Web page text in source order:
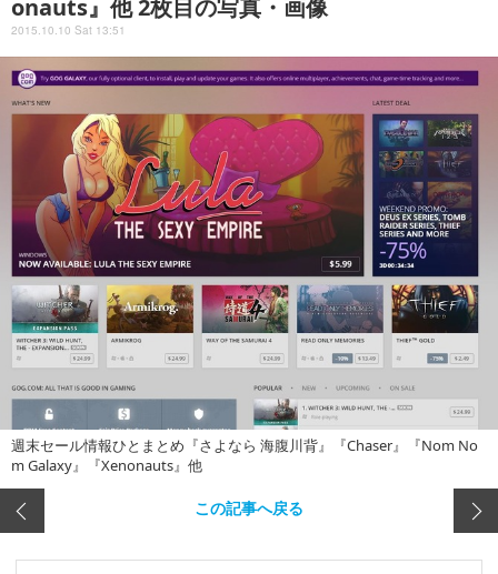
onauts』他 2枚目の写真・画像
2015.10.10 Sat 13:51
週末セール情報ひとまとめ『さよなら 海腹川背』『Chaser』『Nom No
m Galaxy』『Xenonauts』他
この記事へ戻る